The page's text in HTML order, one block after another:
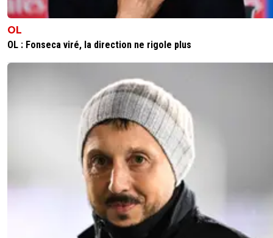
OL
OL : Fonseca viré, la direction ne rigole plus